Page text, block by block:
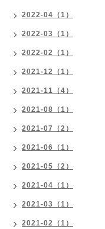
2022-04（1）
2022-03（1）
2022-02（1）
2021-12（1）
2021-11（4）
2021-08（1）
2021-07（2）
2021-06（1）
2021-05（2）
2021-04（1）
2021-03（1）
2021-02（1）